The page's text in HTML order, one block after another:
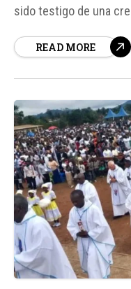
sido testigo de una
reciente que ha
READ MORE